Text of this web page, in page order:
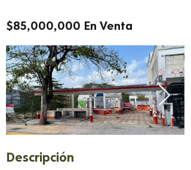
$85,000,000 En Venta
Descripción